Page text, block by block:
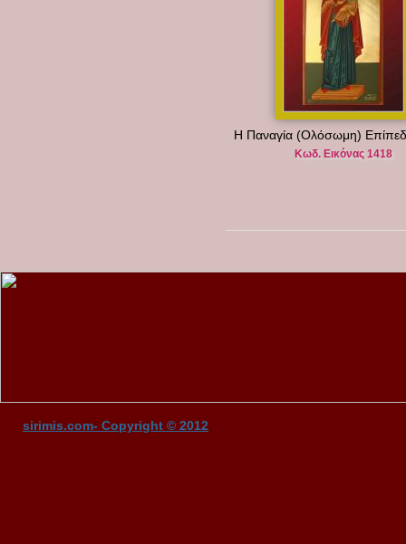
Η Παναγία (Ολόσωμη)
Κωδ. Εικόνας 1418
sirimis.com- Copyright © 2012